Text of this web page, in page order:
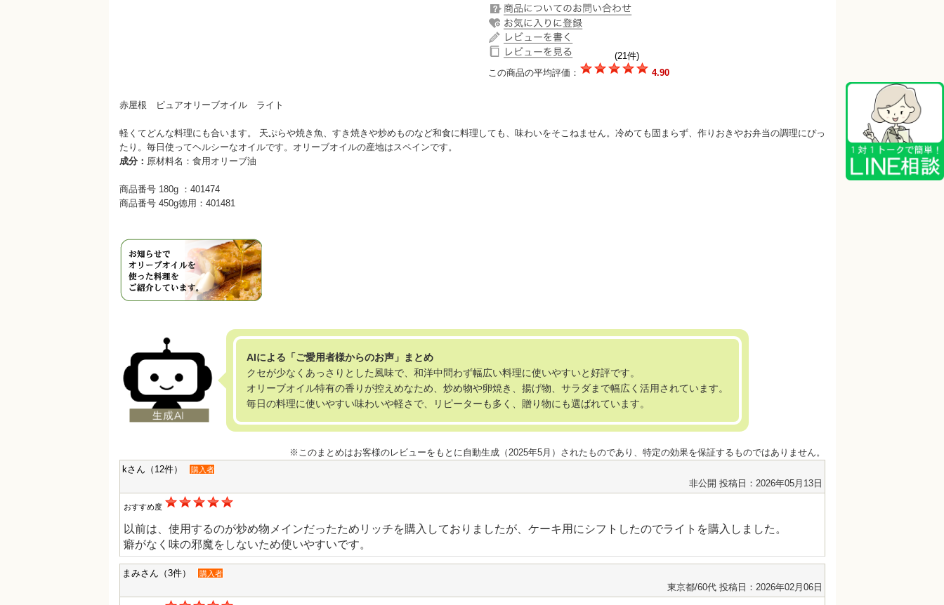
(21件)
この商品の平均評価：
4.90
赤屋根 ピュアオリーブオイル ライト
軽くてどんな料理にも合います。 天ぷらや焼き魚、すき焼きや炒めものなど和食に料理しても、味わいをそこねません。冷めても固まらず、作りおきやお弁当の調理にぴっ
たり。毎日使ってヘルシーなオイルです。オリーブオイルの産地はスペインです。
成分： 原材料名：食用オリーブ油
商品番号 180g ：401474
商品番号 450g徳用：401481
AIによる「ご愛用者様からのお声」まとめ
クセが少なくあっさりとした風味で、和洋中問わず幅広い料理に使いやすいと好評です。
オリーブオイル特有の香りが控えめなため、炒め物や卵焼き、揚げ物、サラダまで幅広く活用されています。
毎日の料理に使いやすい味わいや軽さで、リピーターも多く、贈り物にも選ばれています。
※このまとめはお客様のレビューをもとに自動生成（2025年5月）されたものであり、特定の効果を保証するものではありません。
kさん（12件）
購入者
非公開 投稿日：2026年05月13日
おすすめ度
以前は、使用するのが炒め物メインだったためリッチを購入しておりましたが、ケーキ用にシフトしたのでライトを購入しました。
癖がなく味の邪魔をしないため使いやすいです。
まみさん（3件） 購入者
東京都/60代 投稿日：2026年02月06日